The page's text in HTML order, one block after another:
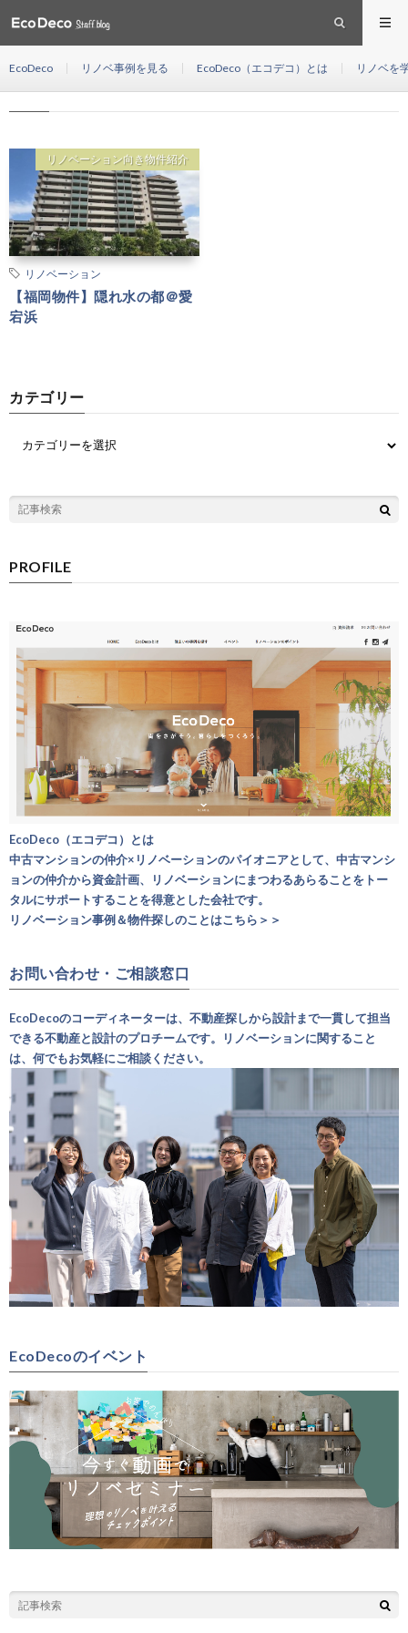
EcoDeco リノベ事例を見る EcoDeco（エコデコ）とは リノベを
HOME 愛宕浜
リノベーション向き物件紹介
リノベーション
【福岡物件】隠れ水の都＠愛
宕浜
カテゴリー
PROFILE
EcoDeco（エコデコ）とは
中古マンションの仲介×リノベーションのパイオニアとして、中古マンシ
ョンの仲介から資金計画、リノベーションにまつわるあらることをトー
タルにサポートすることを得意とした会社です。
リノベーション事例＆物件探しのことはこちら＞＞
お問い合わせ・ご相談窓口
EcoDecoのコーディネーターは、不動産探しから設計まで一貫して担当
できる不動産と設計のプロチームです。リノベーションに関すること
は、何でもお気軽にご相談ください。
EcoDecoのイベント